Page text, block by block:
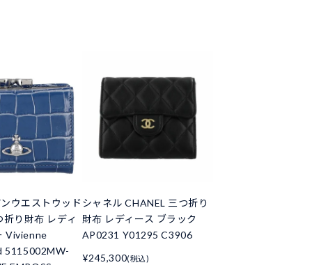
ウエストウッド
り財布 レディ
Vivienne
5115002MW-
シャネル CHANEL 三つ折り
財布 レディース ブラック
AP0231 Y01295 C3906
¥245,300(税込)